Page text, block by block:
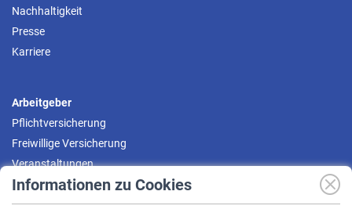
Informationen zu Cookies
Nachhaltigkeit
Presse
Karriere
Arbeitgeber
Pflichtversicherung
Freiwillige Versicherung
Veranstaltungen